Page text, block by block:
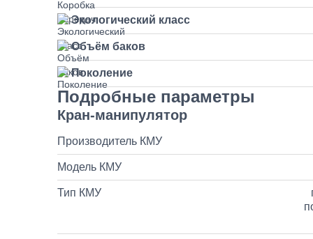
Экологический класс
Объём баков
Поколение
Подробные параметры
Кран-манипулятор
Производитель КМУ
Модель КМУ
Тип КМУ